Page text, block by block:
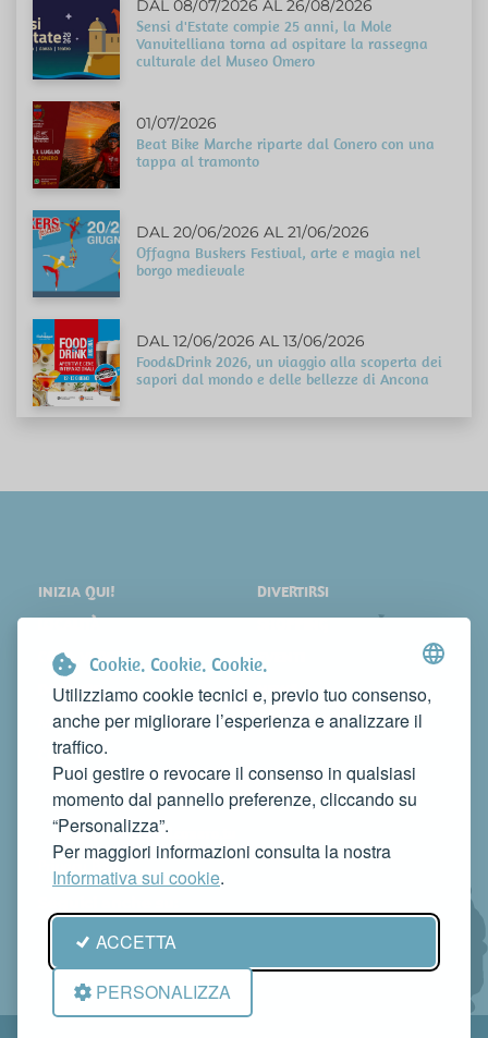
Cookie. Cookie. Cookie.
Utilizziamo cookie tecnici e, previo tuo consenso,
anche per migliorare l’esperienza e analizzare il
traffico.
Puoi gestire o revocare il consenso in qualsiasi
momento dal pannello preferenze, cliccando su
“Personalizza”.
Per maggiori informazioni consulta la nostra
Informativa sui cookie.
ACCETTA
PERSONALIZZA
DAL 08/07/2026 AL 26/08/2026
Sensi d'Estate compie 25 anni, la Mole
Vanvitelliana torna ad ospitare la rassegna
culturale del Museo Omero
01/07/2026
Beat Bike Marche riparte dal Conero con una
tappa al tramonto
DAL 20/06/2026 AL 21/06/2026
Offagna Buskers Festival, arte e magia nel
borgo medievale
DAL 12/06/2026 AL 13/06/2026
Food&Drink 2026, un viaggio alla scoperta dei
sapori dal mondo e delle bellezze di Ancona
INIZIA QUI!
COSA VEDERE
DORMIRE
MANGIARE
DIVERTIRSI
EVENTI
NEWS
WEB TV
CONTATTI
FAI CONOSCERE LA TUA ATTIVITÀ
CONTATTACI PER PUBBLICARLA SU QUESTO SITO
info@rivieradelconero.tv
Privacy Policy